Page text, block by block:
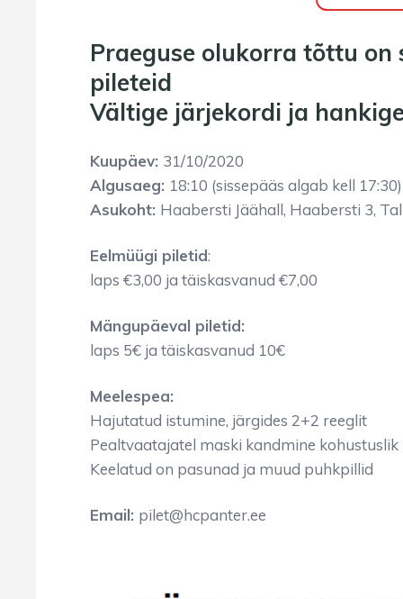
Praeguse olukorra tõttu
pileteid
Vältige järjekordi ja
Kuupäev: 31/10/2020
Algusaeg: 18:10 (sissepääs algab kell 17:30)
Asukoht: Haabersti Jäähall, Haabersti 3,
Eelmüügi piletid:
laps €3,00 ja täiskasvanud €7,00
Mängupäeval piletid:
laps 5€ ja täiskasvanud 10€
Meelespea:
Hajutatud istumine, järgides 2+2 reeglit
Pealtvaatajatel maski kandmine
Keelatud on pasunad ja muud puhkpillid
Email: pilet@hcpanter.ee